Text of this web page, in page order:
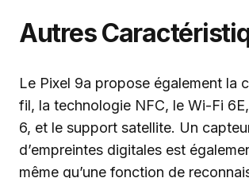
Autres
Le Pixel 9a propose également la
fil, la technologie NFC, le Wi-Fi
6, et le support satellite. Un
d’empreintes digitales est
même qu’une fonction de